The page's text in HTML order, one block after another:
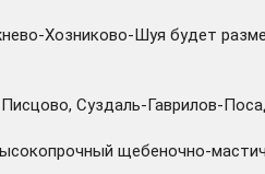
Хозниково-Шуя будет
Суздаль-Гаврилов-
щебеночно-